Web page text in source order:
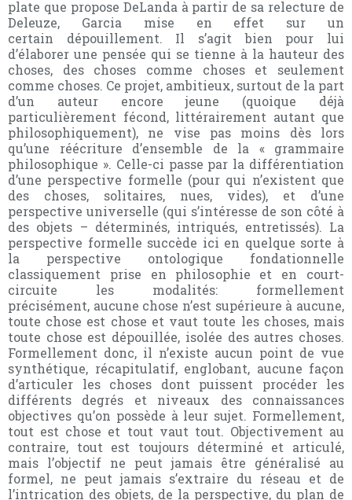
plate que propose DeLanda à partir de sa relecture de
Deleuze, Garcia mise en effet sur un
certain dépouillement. Il s’agit bien pour lui
d’élaborer une pensée qui se tienne à la hauteur des
choses, des choses comme choses et seulement
comme choses. Ce projet, ambitieux, surtout de la part
d’un auteur encore jeune (quoique déjà
particulièrement fécond, littérairement autant que
philosophiquement), ne vise pas moins dès lors
qu’une réécriture d’ensemble de la « grammaire
philosophique ». Celle-ci passe par la différentiation
d’une perspective formelle (pour qui n’existent que
des choses, solitaires, nues, vides), et d’une
perspective universelle (qui s’intéresse de son côté à
des objets – déterminés, intriqués, entretissés). La
perspective formelle succède ici en quelque sorte à
la perspective ontologique fondationnelle
classiquement prise en philosophie et en court-
circuite les modalités: formellement
précisément, aucune chose n’est supérieure à aucune,
toute chose est chose et vaut toute les choses, mais
toute chose est dépouillée, isolée des autres choses.
Formellement donc, il n’existe aucun point de vue
synthétique, récapitulatif, englobant, aucune façon
d’articuler les choses dont puissent procéder les
différents degrés et niveaux des connaissances
objectives qu’on possède à leur sujet. Formellement,
tout est chose et tout vaut tout. Objectivement au
contraire, tout est toujours déterminé et articulé,
mais l’objectif ne peut jamais être généralisé au
formel, ne peut jamais s’extraire du réseau et de
l’intrication des objets, de la perspective, du plan de